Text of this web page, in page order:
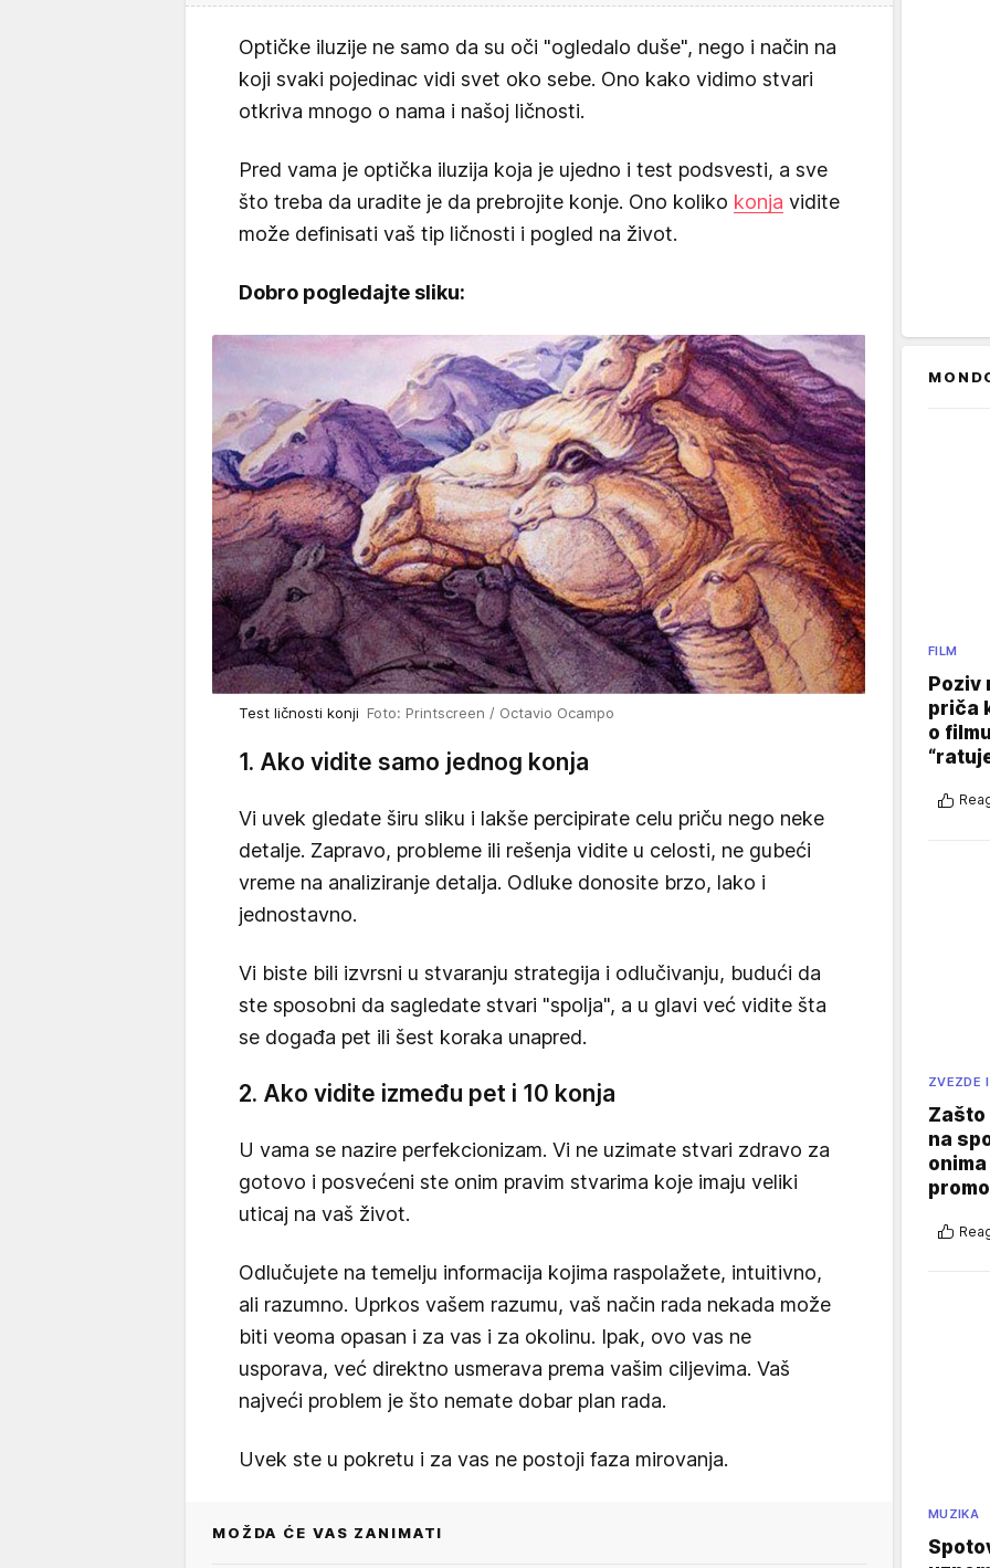
Optičke iluzije ne samo da su oči "ogledalo duše", nego i način na
koji svaki pojedinac vidi svet oko sebe. Ono kako vidimo stvari
otkriva mnogo o nama i našoj ličnosti.
Pred vama je optička iluzija koja je ujedno i test podsvesti, a sve
što treba da uradite je da prebrojite konje. Ono koliko konja vidite
može definisati vaš tip ličnosti i pogled na život.
Dobro pogledajte sliku:
Test ličnosti konji Foto: Printscreen / Octavio Ocampo
1. Ako vidite samo jednog konja
Vi uvek gledate širu sliku i lakše percipirate celu priču nego neke
detalje. Zapravo, probleme ili rešenja vidite u celosti, ne gubeći
vreme na analiziranje detalja. Odluke donosite brzo, lako i
jednostavno.
Vi biste bili izvrsni u stvaranju strategija i odlučivanju, budući da
ste sposobni da sagledate stvari "spolja", a u glavi već vidite šta
se događa pet ili šest koraka unapred.
2. Ako vidite između pet i 10 konja
U vama se nazire perfekcionizam. Vi ne uzimate stvari zdravo za
gotovo i posvećeni ste onim pravim stvarima koje imaju veliki
uticaj na vaš život.
Odlučujete na temelju informacija kojima raspolažete, intuitivno,
ali razumno. Uprkos vašem razumu, vaš način rada nekada može
biti veoma opasan i za vas i za okolinu. Ipak, ovo vas ne
usporava, već direktno usmerava prema vašim ciljevima. Vaš
najveći problem je što nemate dobar plan rada.
Uvek ste u pokretu i za vas ne postoji faza mirovanja.
MOŽDA ĆE VAS ZANIMATI
FILM
Poziv
priča
o
ZVEZDE
Zašto
na
MUZIKA